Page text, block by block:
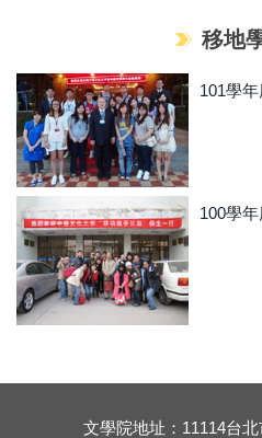
移地
101學
100學
文學院地址：11114台